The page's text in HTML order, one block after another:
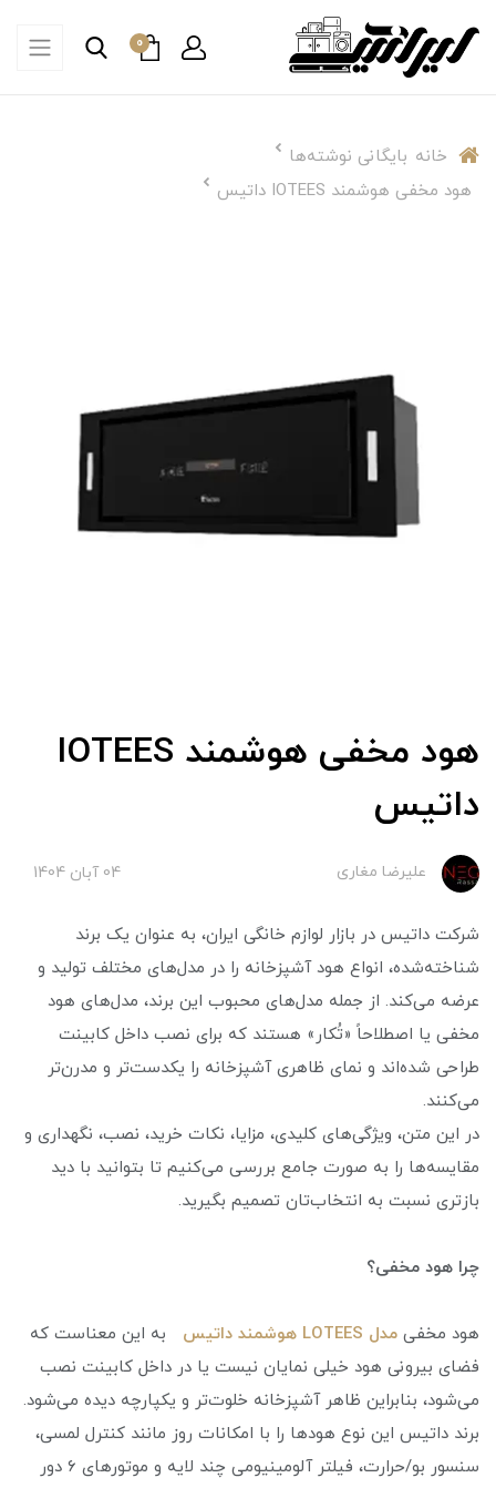
0
خانه بایگانی نوشته‌ها
هود مخفی هوشمند IOTEES داتیس
هود مخفی هوشمند IOTEES
داتیس
علیرضا مغاری 04 آبان 1404
شرکت داتیس در بازار لوازم خانگی ایران، به عنوان یک برند
شناخته‌شده، انواع هود آشپزخانه را در مدل‌های مختلف تولید و
عرضه می‌کند. از جمله مدل‌های محبوب این برند، مدل‌های هود
مخفی یا اصطلاحاً «تُکار» هستند که برای نصب داخل کابینت
طراحی شده‌اند و نمای ظاهری آشپزخانه را یکدست‌تر و مدرن‌تر
می‌کنند.
در این متن، ویژگی‌های کلیدی، مزایا، نکات خرید، نصب، نگهداری و
مقایسه‌ها را به صورت جامع بررسی می‌کنیم تا بتوانید با دید
بازتری نسبت به انتخاب‌تان تصمیم بگیرید.
چرا هود مخفی؟
هود مخفی مدل LOTEES هوشمند داتیس
به این معناست که
فضای بیرونی هود خیلی نمایان نیست یا در داخل کابینت نصب
می‌شود، بنابراین ظاهر آشپزخانه خلوت‌تر و یکپارچه دیده می‌شود.
برند داتیس این نوع هودها را با امکانات روز مانند کنترل لمسی،
سنسور بو/حرارت، فیلتر آلومینیومی چند لایه و موتورهای ۶ دور